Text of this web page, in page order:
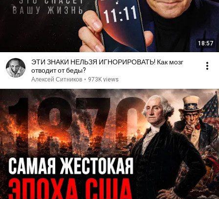
18:57
ЭТИ ЗНАКИ НЕЛЬЗЯ ИГНОРИРОВАТЬ! Как мозг
отводит от беды?
Алексей Ситников • 973K views